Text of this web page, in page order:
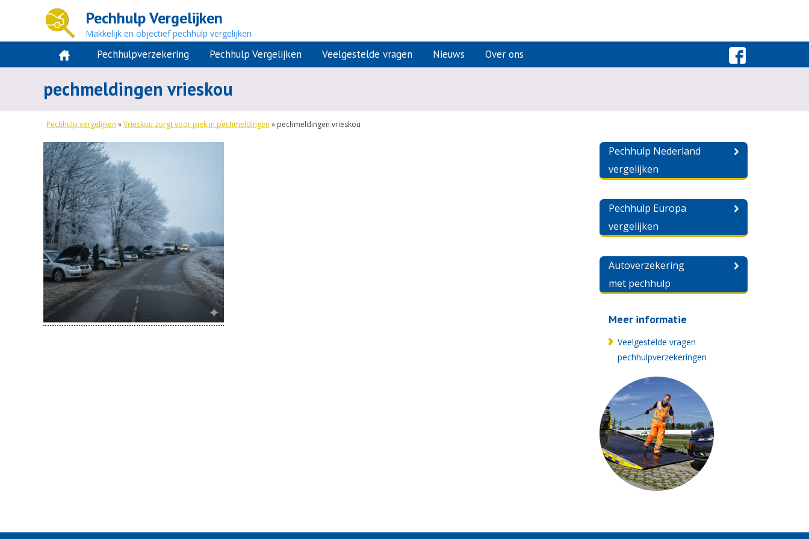
Pechhulp Vergelijken
Makkelijk en objectief pechhulp vergelijken
Pechhulpverzekering Pechhulp Vergelijken Veelgestelde vragen Nieuws Over ons
pechmeldingen vrieskou
Pechhulp vergelijken »Vrieskou zorgt voor piek in pechmeldingen » pechmeldingen vrieskou
Pechhulp Nederland
vergelijken
Pechhulp Europa
vergelijken
Autoverzekering
met pechhulp
Meer informatie
Veelgestelde vragen
pechhulpverzekeringen